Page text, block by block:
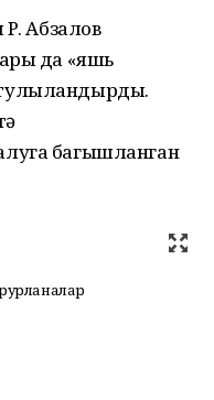
Абзалов
да «яшь
багышланган